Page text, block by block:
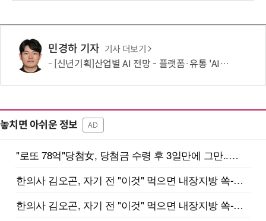
민경하 기자 기사 더보기
[신년기획]산업별 AI 전망 - 플랫폼·유통 'AI 에이전트 시대' 개막
놓치면 아쉬운 정보 AD